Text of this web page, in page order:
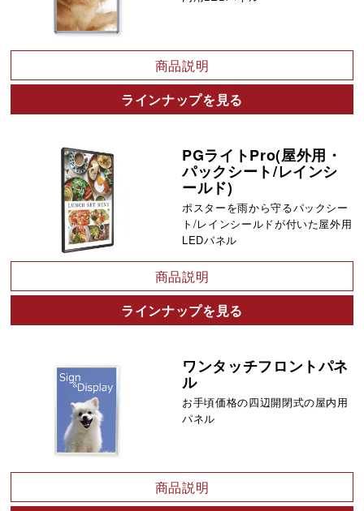
商品説明
ラインナップを見る
PGライトPro(屋外用・
パックシート/レインシ
ールド)
ポスターを雨から守るパックシー
ト/レインシールドが付いた屋外用
LEDパネル
商品説明
ラインナップを見る
ワンタッチフロントパネ
ル
お手頃価格の四辺開閉式の屋内用
パネル
商品説明